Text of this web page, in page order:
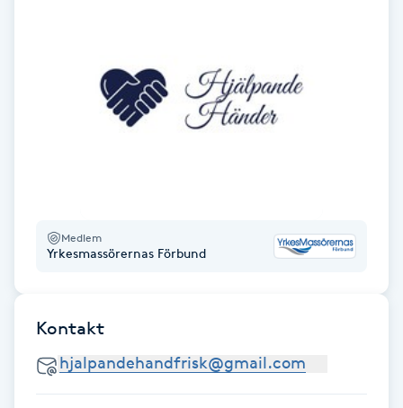
Gua Sha-massage
Headspa
Herrklippning
HIFU
Medlem
Yrkesmassörernas Förbund
Kontakt